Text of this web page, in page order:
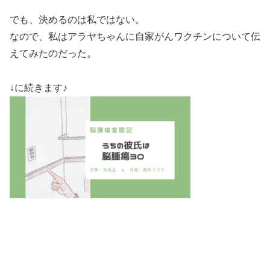
でも、決めるのは私ではない。
なので、私はアラヤちゃんに自家がんワクチンについて伝
えてみたのだった。
↓に続きます♪